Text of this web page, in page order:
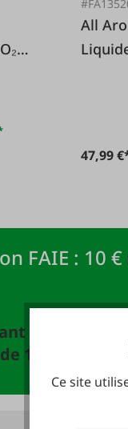
All
47,99
FAIE : 10 €
à la
10 EUR !
Ce site